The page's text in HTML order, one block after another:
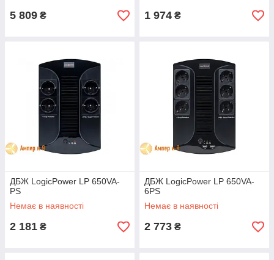
5 809 ₴ 1 974 ₴
ДБЖ LogicPower LP 650VA-
PS
Немає в наявності
2 181 ₴
ДБЖ LogicPower LP 650VA-
6PS
Немає в наявності
2 773 ₴